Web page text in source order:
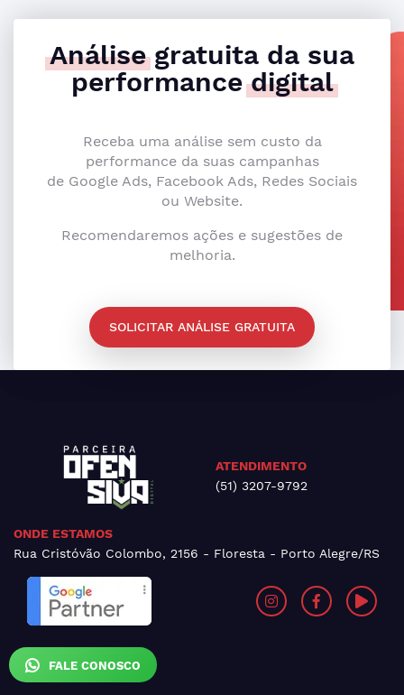
FALE CONOSCO
Análisegratuita da sua
performancedigital
Receba uma análise sem custo da
performance da suas campanhas
de Google Ads, Facebook Ads, Redes Sociais
ou Website.
Recomendaremos ações e sugestões de
melhoria.
SOLICITAR ANÁLISE GRATUITA
ATENDIMENTO
(51) 3207-9792
ONDE ESTAMOS
Rua Cristóvão Colombo, 2156 - Floresta - Porto Alegre/RS